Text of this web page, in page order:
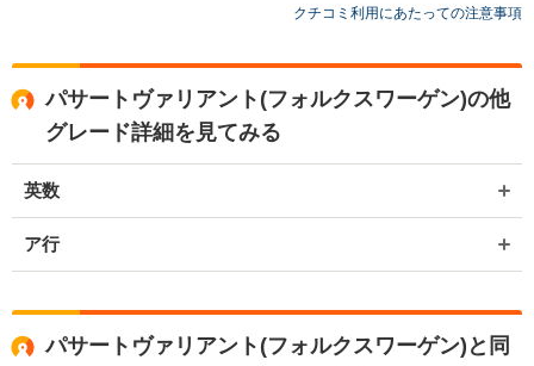
もミニバンやSUV、軽自動車などの各種専門店を展開しているため、
また機会がございましたら是非お力添えできれば幸いでございます。
今後とも宜しくお願い申し上げます。
クチコミ利用にあたっての注意事項
パサートヴァリアント(フォルクスワーゲン)の他
グレード詳細を見てみる
英数
ア行
パサートヴァリアント(フォルクスワーゲン)と同